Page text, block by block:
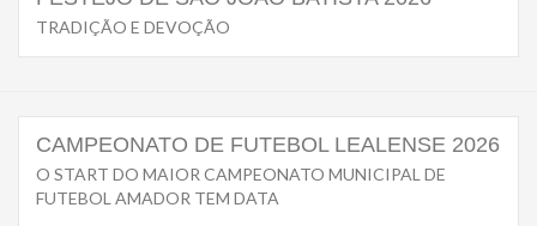
TRADIÇÃO E DEVOÇÃO
CAMPEONATO DE FUTEBOL LEALENSE 2026
O START DO MAIOR CAMPEONATO MUNICIPAL DE
FUTEBOL AMADOR TEM DATA